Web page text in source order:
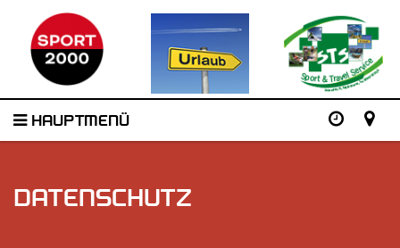
HAUPTMENÜ
DATENSCHUTZ